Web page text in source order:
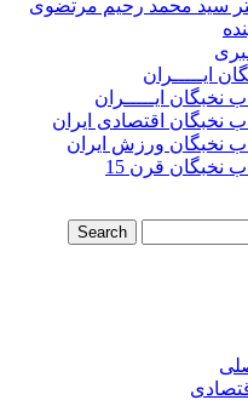
سید محمد رحیم مرتضوی
ایـــــران
نخبگان ایـــــران
نخبگان اقتصادی ایران
نخبگان ورزش ایران
نخبگان قرن 15
+ پورتال رسمی کتاب نخبگان ایران – کتاب نخبگان